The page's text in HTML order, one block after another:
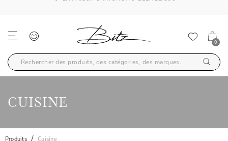
0
CUISINE
Produits Cuisine